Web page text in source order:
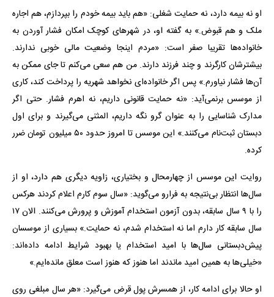
او نه بیمه دارد، نه حمایت شغلی: «هم باید بیمه خودم را بپردازم، هم اجاره
ملک و هم قبوض.» به گفته او، در شهرهای کوچک امکان فشار آوردن به
خانواده‌ها تقریبا صفر است: «مردم اینجا وضعیت مالی خوبی ندارند.
بیشترشان کارگرند و چند فرزند دارند. من هم سعی می‌کنم تا جای ممکن به
آن‌ها فشار نیاورم.» پس اگر خانواده‌ای نخواهد شهریه را پرداخت کند، کاری
از موسس برنمی‌آید: «نه حمایت قانونی داریم، نه اهرم فشار. حتی اگر
مدارک شناسایی را به عنوان گرو نگه داریم، المثنی می‌گیرند و برای اول
دبستان ثبت‌نام می‌کنند.» این موسس تا امروز حدود ۵۰ میلیون تومان ضرر
کرده.
روایت این موسس از چهارمحال و بختیاری، زاویه دیگری هم دارد، او از
سال‌ها انتظار بی‌نتیجه به فرارو می‌گوید: «سال سوم کارم اعلام کردند هرکس
را با ۹ سال سابقه، بدون آزمون استخدام آموزش و پرورش می‌کنند. الان ۱۷
سال سابقه کار دارم اما نه استخدام شدم، نه حمایت.» بسیاری از موسسان
پیش‌دبستانی سال‌ها با امید استخدام یا بهبود شرایط ادامه داده‌اند:
«خیلی‌ها به همین امید ماندند اما هنوز که هنوز است معلق مانده‌ایم.»
او حالا برای ادامه کار، از همسرش پول قرض می‌گیرد: «هر سال مبلغی روی